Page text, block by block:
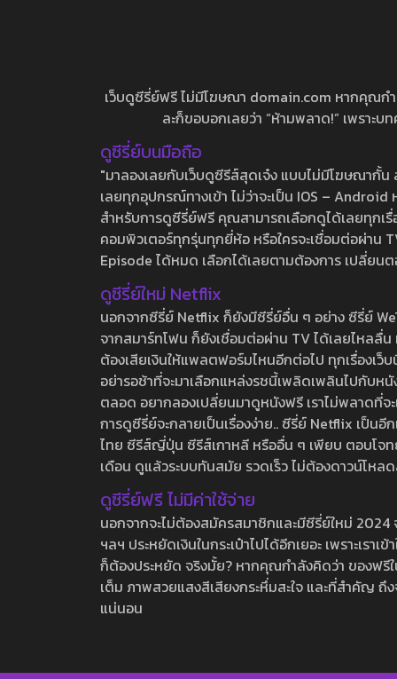
เว็บดูซีรี่ย์ฟรี ไม่มีโฆษณา domain.com หากคุณก
ละก็ขอบอกเลยว่า “ห้ามพลาด!” เพราะ
ดูซีรี่ย์บนมือถือ
"มาลองเลยกับเว็บดูซีรีส์สุดเจ๋ง แบบไม่มีโฆษณากั้
เลยทุกอุปกรณ์ทางเข้า ไม่ว่าจะเป็น IOS –
สำหรับการดูซีรี่ย์ฟรี คุณสามารถเลือกดูได้เลยทุกเ
คอมพิวเตอร์ทุกรุ่นทุกยี่ห้อ หรือใครจะเชื่อมต่อผ่าน
Episode ได้หมด เลือกได้เลยตามต้องการ เปลี่ยน
ดูซีรี่ย์ใหม่ Netflix
นอกจากซีรี่ย์ Netflix ก็ยังมีซีรี่ย์อื่น ๆ อย่าง ซีรี่ย์
จากสมาร์ทโฟน ก็ยังเชื่อมต่อผ่าน TV ได้เลยไหลลื่
ต้องเสียเงินให้แพลตฟอร์มไหนอีกต่อไป ทุกเรื่องเว็
อย่ารอช้าที่จะมาเลือกแหล่งรชนี้เพลิดเพลินไปกับห
ตลอด อยากลองเปลี่ยนมาดูหนังฟรี เราไม่พลาดที่
การดูซีรี่ย์จะกลายเป็นเรื่องง่าย.. ซีรี่ย์ Netflix เป็น
ไทย ซีรีส์ญี่ปุ่น ซีรีส์เกาหลี หรืออื่น ๆ เพียบ ตอบโจท
เดือน ดูแล้วระบบทันสมัย รวดเร็ว ไม่ต้องดาวน์โห
ดูซีรี่ย์ฟรี ไม่มีค่าใช้จ่าย
นอกจากจะไม่ต้องสมัครสมาชิกและมีซีรี่ย์ใหม่
ฯลฯ ประหยัดเงินในกระเป๋าไปได้อีกเยอะ เพราะเร
ก็ต้องประหยัด จริงมั้ย? หากคุณกำลังคิดว่า ของฟ
เต็ม ภาพสวยแสงสีเสียงกระหึ่มสะใจ และที่สำคัญ
แน่นอน